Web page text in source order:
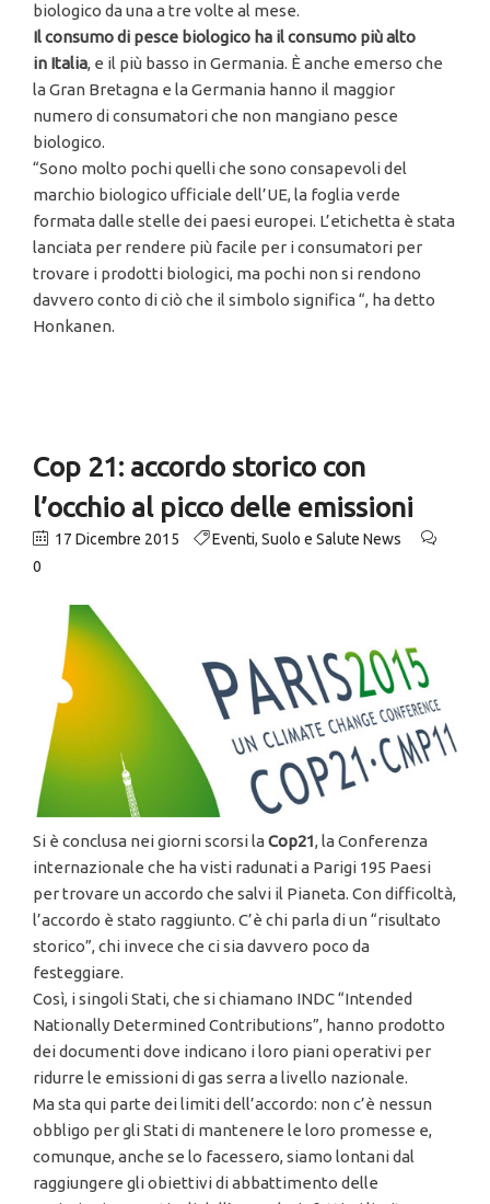
biologico da una a tre volte al mese.
Il consumo di pesce biologico ha il consumo più alto
in Italia, e il più basso in Germania. È anche emerso che
la Gran Bretagna e la Germania hanno il maggior
numero di consumatori che non mangiano pesce
biologico.
“Sono molto pochi quelli che sono consapevoli del
marchio biologico ufficiale dell’UE, la foglia verde
formata dalle stelle dei paesi europei. L’etichetta è stata
lanciata per rendere più facile per i consumatori per
trovare i prodotti biologici, ma pochi non si rendono
davvero conto di ciò che il simbolo significa “, ha detto
Honkanen.
Cop 21: accordo storico con
l’occhio al picco delle emissioni
17 Dicembre 2015 Eventi, Suolo e Salute News
0
Si è conclusa nei giorni scorsi laCop21, la Conferenza
internazionale che ha visti radunati a Parigi 195 Paesi
per trovare un accordo che salvi il Pianeta. Con difficoltà,
l’accordo è stato raggiunto. C’è chi parla di un “risultato
storico”, chi invece che ci sia davvero poco da
festeggiare.
Così, i singoli Stati, che si chiamano INDC “Intended
Nationally Determined Contributions”, hanno prodotto
dei documenti dove indicano i loro piani operativi per
ridurre le emissioni di gas serra a livello nazionale.
Ma sta qui parte dei limiti dell’accordo: non c’è nessun
obbligo per gli Stati di mantenere le loro promesse e,
comunque, anche se lo facessero, siamo lontani dal
raggiungere gli obiettivi di abbattimento delle